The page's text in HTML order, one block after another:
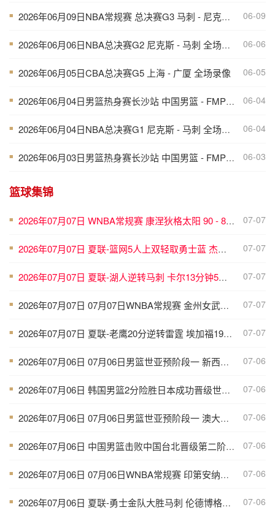
■ 2026年06月09日NBA常规赛 总决赛G3 马刺 - 尼克斯 全场录像 06-09
■ 2026年06月06日NBA总决赛G2 尼克斯 - 马刺 全场录像 06-06
■ 2026年06月05日CBA总决赛G5 上海 - 广厦 全场录像 06-05
■ 2026年06月04日男篮热身赛长沙站 中国男篮 - FMP拉德尼基 全场录像 06-04
■ 2026年06月04日NBA总决赛G1 尼克斯 - 马刺 全场录像 06-04
■ 2026年06月03日男篮热身赛长沙站 中国男篮 - FMP拉德尼基 全场录像 06-03
篮球集锦
■ 2026年07月07日 WNBA常规赛 康涅狄格太阳 90 - 89 明尼苏达山猫 全场集锦 07-07
■ 2026年07月07日 夏联-篮网5人上双轻取勇士蓝 杰明23+8+5 6号秀布朗10+4 07-07
■ 2026年07月07日 夏联-湖人逆转马刺 卡尔13分钟5分 贾科比·吉莱斯皮19分6助 07-07
■ 2026年07月07日 07月07日WNBA常规赛 金州女武神62-49华盛顿神秘人 全场集锦 07-07
■ 2026年07月07日 夏联-老鹰20分逆转雷霆 埃加福19+15 马拉9中3&4帽5失误 07-07
■ 2026年07月06日 07月06日男篮世亚预阶段一 新西兰男篮 129 - 75 关岛男篮 全场集锦 07-06
■ 2026年07月06日 韩国男篮2分险胜日本成功晋级世亚预第二阶段 中国台北淘汰 07-06
■ 2026年07月06日 07月06日男篮世亚预阶段一 澳大利亚男篮 92 - 49 菲律宾男篮 全场集锦 07-06
■ 2026年07月06日 中国男篮击败中国台北晋级第二阶段 赵继伟17+6 杨瀚森10+5 07-06
■ 2026年07月06日 07月06日WNBA常规赛 印第安纳狂热84-68拉斯维加斯王牌 全场集锦 07-06
■ 2026年07月06日 夏联-勇士金队大胜马刺 伦德博格11分8板2帽 李贤重11分 07-06